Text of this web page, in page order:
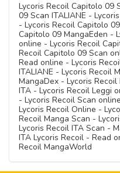
Lycoris Recoil Capitolo 09
09 Scan ITALIANE -
- Lycoris Recoil Capitolo
Capitolo 09 MangaEden -
online - Lycoris Recoil
Recoil Capitolo 09 Scan
Read online - Lycoris
ITALIANE - Lycoris Recoil
MangaDex - Lycoris
ITA - Lycoris Recoil Leggi
- Lycoris Recoil Scan
Lycoris Recoil Online -
Recoil Manga Scan -
Lycoris Recoil ITA Scan -
ITA Lycoris Recoil - Read
Recoil MangaWorld